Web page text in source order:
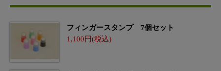
フィンガースタンプ 7個セット
1,100